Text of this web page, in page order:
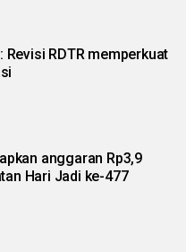
Revisi RDTR memperkuat
anggaran Rp3,9
Hari Jadi ke-477